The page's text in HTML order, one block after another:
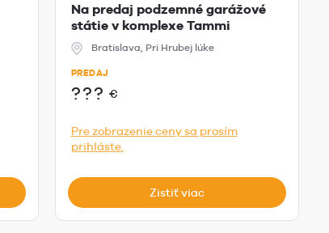
Na predaj podzemné garážové
státie v komplexe Tammi
Bratislava, Pri Hrubej lúke
PREDAJ
??? €
Pre zobrazenie ceny sa prosím
prihláste.
Zistiť viac